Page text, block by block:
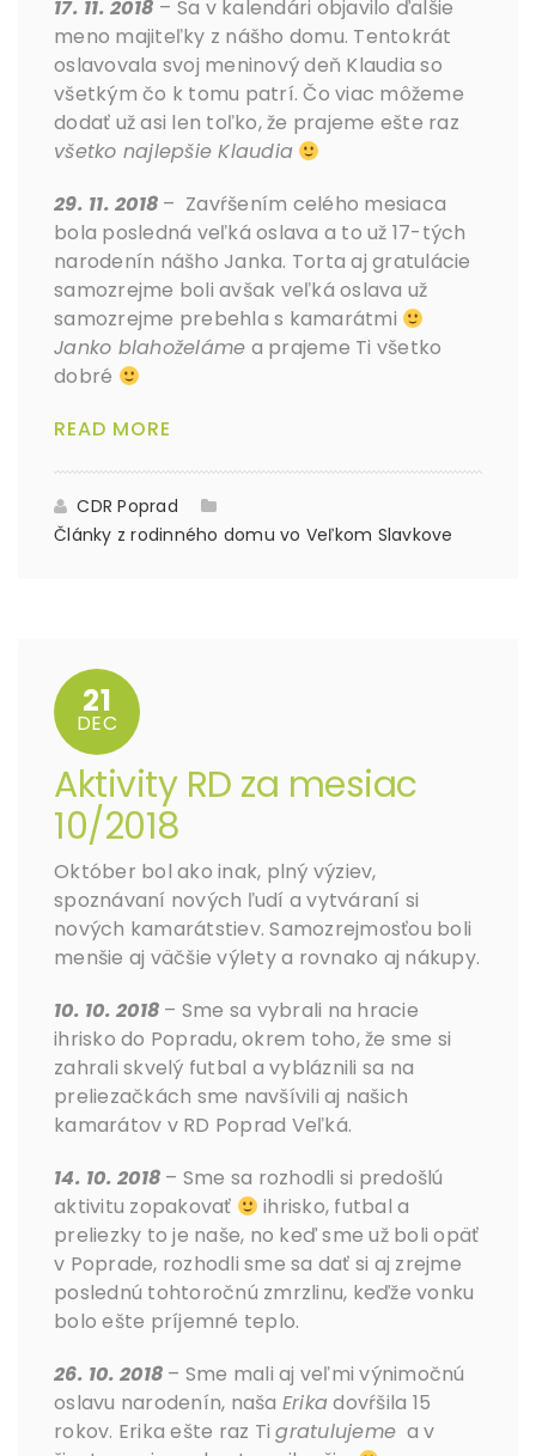
17. 11. 2018 – Sa v kalendári objavilo ďalšie
meno majiteľky z nášho domu. Tentokrát
oslavovala svoj meninový deň Klaudia so
všetkým čo k tomu patrí. Čo viac môžeme
dodať už asi len toľko, že prajeme ešte raz
všetko najlepšie Klaudia
29. 11. 2018 – Zavŕšením celého mesiaca
bola posledná veľká oslava a to už 17-tých
narodenín nášho Janka. Torta aj gratulácie
samozrejme boli avšak veľká oslava už
samozrejme prebehla s kamarátmi
Janko blahoželáme a prajeme Ti všetko
dobré
READ MORE
CDR Poprad
Články z rodinného domu vo Veľkom Slavkove
21
DEC
Aktivity RD za mesiac
10/2018
Október bol ako inak, plný výziev,
spoznávaní nových ľudí a vytváraní si
nových kamarátstiev. Samozrejmosťou boli
menšie aj väčšie výlety a rovnako aj nákupy.
10. 10. 2018 – Sme sa vybrali na hracie
ihrisko do Popradu, okrem toho, že sme si
zahrali skvelý futbal a vybláznili sa na
preliezačkách sme navšívili aj našich
kamarátov v RD Poprad Veľká.
14. 10. 2018 – Sme sa rozhodli si predošlú
aktivitu zopakovať
ihrisko, futbal a
preliezky to je naše, no keď sme už boli opäť
v Poprade, rozhodli sme sa dať si aj zrejme
poslednú tohtoročnú zmrzlinu, keďže vonku
bolo ešte príjemné teplo.
26. 10. 2018 – Sme mali aj veľmi výnimočnú
oslavu narodenín, naša Erikadovŕšila 15
rokov. Erika ešte raz Tigratulujeme a v